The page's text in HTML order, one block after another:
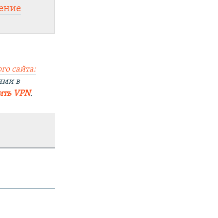
сайта:
в
VPN.